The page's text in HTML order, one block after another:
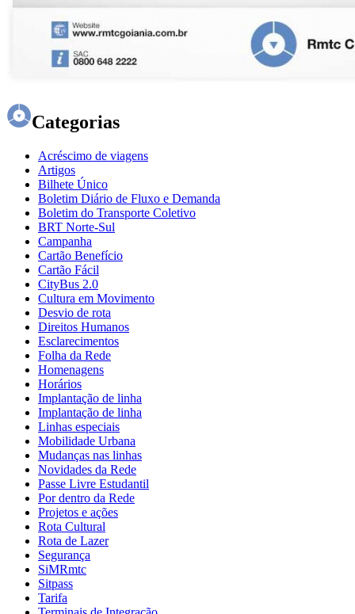
Categorias
Acréscimo de viagens
Artigos
Bilhete Único
Boletim Diário de Fluxo e Demanda
Boletim do Transporte Coletivo
BRT Norte-Sul
Campanha
Cartão Benefício
Cartão Fácil
CityBus 2.0
Cultura em Movimento
Desvio de rota
Direitos Humanos
Esclarecimentos
Folha da Rede
Homenagens
Horários
Implantação de linha
Implantação de linha
Linhas especiais
Mobilidade Urbana
Mudanças nas linhas
Novidades da Rede
Passe Livre Estudantil
Por dentro da Rede
Projetos e ações
Rota Cultural
Rota de Lazer
Segurança
SiMRmtc
Sitpass
Tarifa